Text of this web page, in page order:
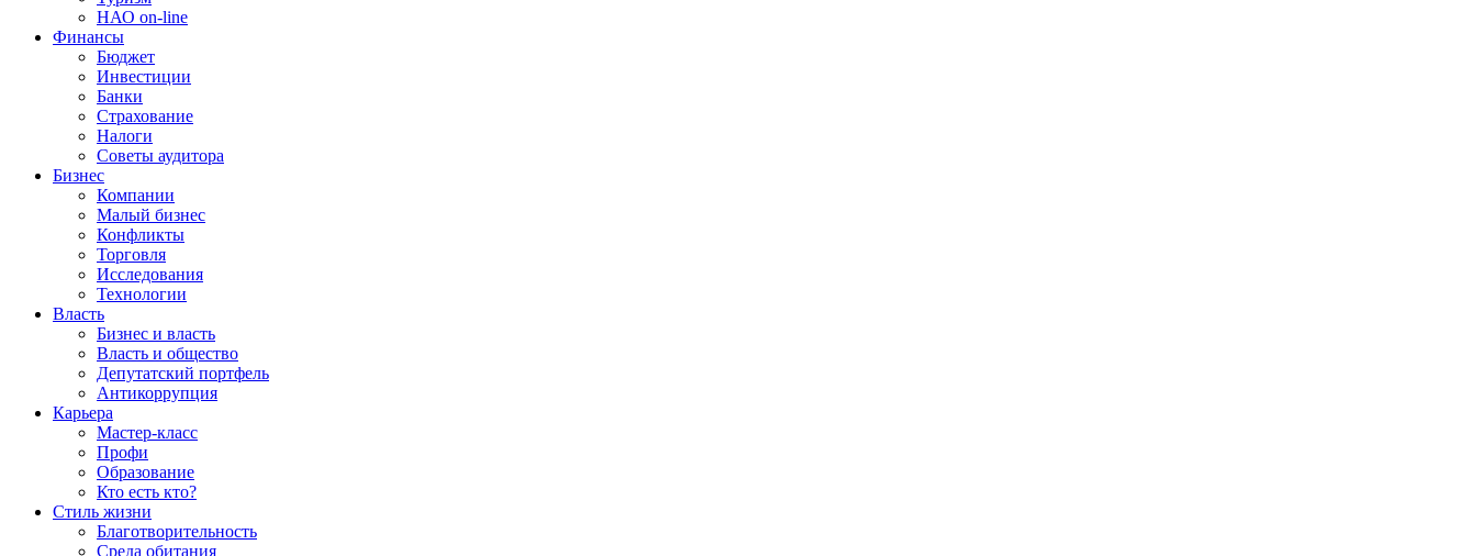
НАО on-line
Финансы
Бюджет
Инвестиции
Банки
Страхование
Налоги
Советы аудитора
Бизнес
Компании
Малый бизнес
Конфликты
Торговля
Исследования
Технологии
Власть
Бизнес и власть
Власть и общество
Депутатский портфель
Антикоррупция
Карьера
Мастер-класс
Профи
Образование
Кто есть кто?
Стиль жизни
Благотворительность
Среда обитания